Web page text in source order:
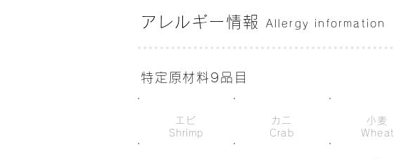
アレルギー情報 Allergy information
特定原材料9品目
Shrimp
エビ
Crab
カニ
Wheat
小麦